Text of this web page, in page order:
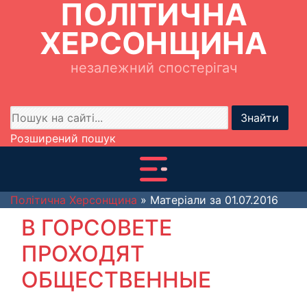
ПОЛІТИЧНА
ХЕРСОНЩИНА
незалежний спостерігач
Знайти
Розширений пошук
Політична Херсонщина » Матеріали за 01.07.2016
В ГОРСОВЕТЕ
ПРОХОДЯТ
ОБЩЕСТВЕННЫЕ